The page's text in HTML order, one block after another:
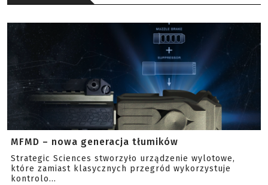
MFMD – nowa generacja tłumików
Strategic Sciences stworzyło urządzenie wylotowe,
które zamiast klasycznych przegród wykorzystuje
kontrolo...